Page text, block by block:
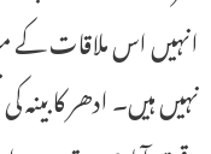
انہیں اس ملاقات
نہیں ہیں۔ ادھر